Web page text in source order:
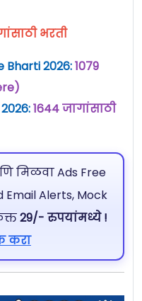
भरती
Bharti 2026:1079
1644 जागांसाठी
मिळवा Ads Free
Alerts, Mock
29/- रुपयांमध्ये !
करा